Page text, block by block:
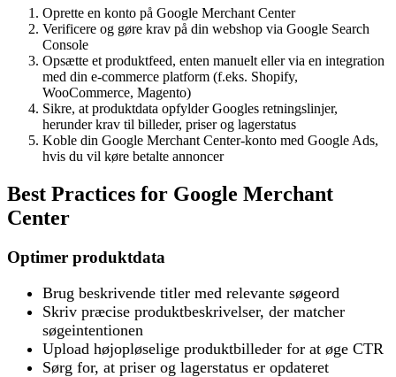
Oprette en konto på Google Merchant Center
Verificere og gøre krav på din webshop via Google Search
Console
Opsætte et produktfeed, enten manuelt eller via en integration
med din e-commerce platform (f.eks. Shopify,
WooCommerce, Magento)
Sikre, at produktdata opfylder Googles retningslinjer,
herunder krav til billeder, priser og lagerstatus
Koble din Google Merchant Center-konto med Google Ads,
hvis du vil køre betalte annoncer
Best Practices for Google Merchant
Center
Optimer produktdata
Brug beskrivende titler med relevante søgeord
Skriv præcise produktbeskrivelser, der matcher
søgeintentionen
Upload højopløselige produktbilleder for at øge CTR
Sørg for, at priser og lagerstatus er opdateret